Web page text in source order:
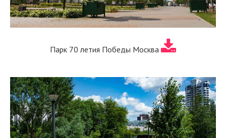
Парк 70 летия Победы Москва